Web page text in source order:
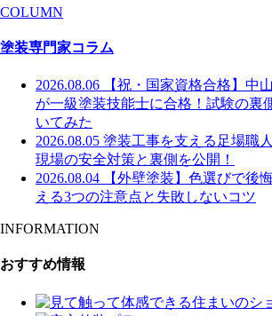
COLUMN
塗装専門家コラム
2026.08.06
【祝・国家資格合格】中
が一級塗装技能士に合格！試験の裏
いてみた
2026.08.05 塗装工事を支える足場職
現場の安全対策と裏側を公開！
2026.08.04
【外壁塗装】色選びで後
える3つの注意点と失敗しないコツ
INFORMATION
おすすめ情報